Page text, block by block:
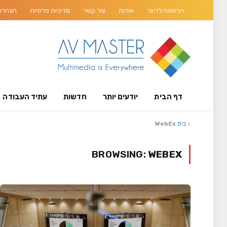
הרשמה לדיוור אודות צור קשר מדיניות פרטיות
דף הבית יודעים יותר חדשות עתיד העבודה
> בית WebEx
BROWSING: WEBEX